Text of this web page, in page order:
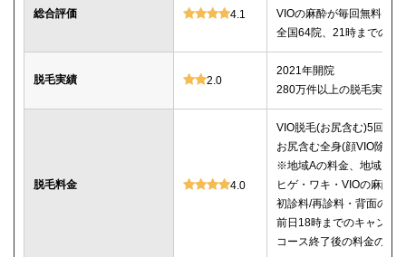
総合評価 4.1
VIOの麻酔が毎回無料
全国64院、21時までの診
脱毛実績 2.0
2021年開院
280万件以上の脱毛実績
脱毛料金 4.0
VIO脱毛(お尻含む)5回：
お尻含む全身(顔VIO除く
※地域Aの料金、地域Bは
ヒゲ・ワキ・VIOの麻酔
初診料/再診料・背面のシ
前日18時までのキャンセ
コース終了後の料金の記